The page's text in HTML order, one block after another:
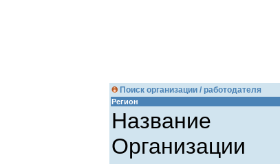
Поиск организации / работодателя
Регион
Название
Организации